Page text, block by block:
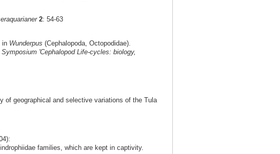
2: 54-63
in Wunderpus (Cephalopoda, Octopodidae).
'Cephalopod Life-cycles: biology,
of geographical and selective variations of the Tula
families, which are kept in captivity.